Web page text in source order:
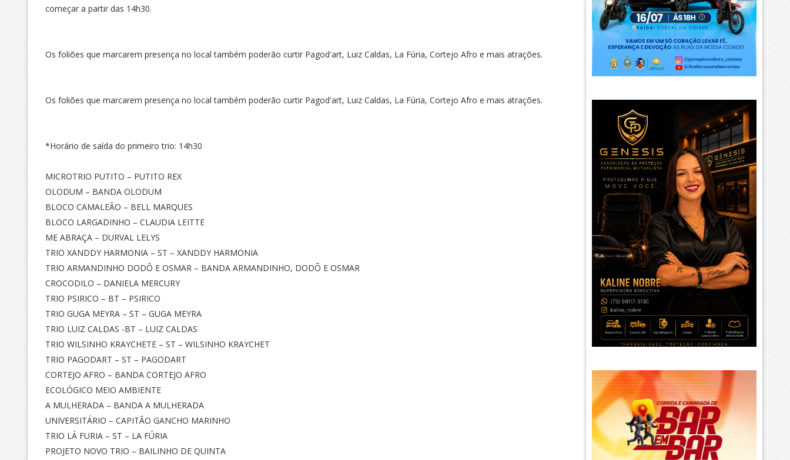
começar a partir das 14h30.
Os foliões que marcarem presença no local também poderão curtir Pagod'art, Luiz Caldas, La Fúria, Cortejo Afro e mais atrações.
Os foliões que marcarem presença no local também poderão curtir Pagod'art, Luiz Caldas, La Fúria, Cortejo Afro e mais atrações.
*Horário de saída do primeiro trio: 14h30
MICROTRIO PUTITO – PUTITO REX
OLODUM – BANDA OLODUM
BLOCO CAMALEÃO – BELL MARQUES
BLOCO LARGADINHO – CLAUDIA LEITTE
ME ABRAÇA – DURVAL LELYS
TRIO XANDDY HARMONIA – ST – XANDDY HARMONIA
TRIO ARMANDINHO DODÔ E OSMAR – BANDA ARMANDINHO, DODÕ E OSMAR
CROCODILO – DANIELA MERCURY
TRIO PSIRICO – BT – PSIRICO
TRIO GUGA MEYRA – ST – GUGA MEYRA
TRIO LUIZ CALDAS -BT – LUIZ CALDAS
TRIO WILSINHO KRAYCHETE – ST – WILSINHO KRAYCHET
TRIO PAGODART – ST – PAGODART
CORTEJO AFRO – BANDA CORTEJO AFRO
ECOLÓGICO MEIO AMBIENTE
A MULHERADA – BANDA A MULHERADA
UNIVERSITÁRIO – CAPITÃO GANCHO MARINHO
TRIO LÁ FURIA – ST – LA FÚRIA
PROJETO NOVO TRIO – BAILINHO DE QUINTA